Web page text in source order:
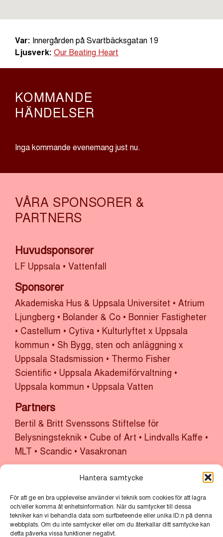
Hantera samtycke
För att ge en bra upplevelse använder vi teknik som cookies för att lagra
och/eller komma åt enhetsinformation. När du samtycker till dessa
tekniker kan vi behandla data som surfbeteende eller unika ID:n på denna
webbplats. Om du inte samtycker eller om du återkallar ditt samtycke kan
detta påverka vissa funktioner negativt.
Var: Innergården på Svartbäcksgatan 19
Ljusverk: Our Beating Heart
KOMMANDE
HÄNDELSER
Inga kommande evenemang just nu.
VÅRA SPONSORER &
PARTNERS
Huvudsponsorer
LF Uppsala • Vattenfall
Sponsorer
Akademiska Hus & Uppsala Universitet • Atrium
Ljungberg • Bolander & Co • Bonnier Fastigheter
• Castellum • Cytiva • Kulturlyftet x Uppsala
kommun • Sh Bygg, sten och anläggning x
Uppsala Stadsmission • Thermo Fisher
Scientific • Uppsala Akademiförvaltning •
Uppsala kommun • Uppsala Vatten
Partners
Bertil & Britt Svenssons Stiftelse för
Belysningsteknik • Cube of Art • Lindvalls Kaffe •
MLT • Scandic • Vasakronan
Huvudarrangör